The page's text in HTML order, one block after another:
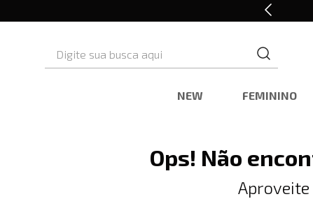
NEW FEMININO
Ops! Não